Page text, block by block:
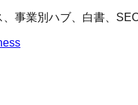
事業別ハブ、白書、